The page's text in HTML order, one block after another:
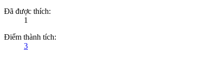
Đã được thích:
1
Điểm thành tích:
3